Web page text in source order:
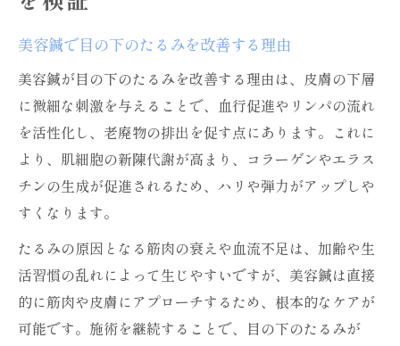
美容鍼で目の下のたるみを改善する理由
美容鍼が目の下のたるみを改善する理由は、皮膚の下層
に微細な刺激を与えることで、血行促進やリンパの流れ
を活性化し、老廃物の排出を促す点にあります。これに
より、肌細胞の新陳代謝が高まり、コラーゲンやエラス
チンの生成が促進されるため、ハリや弾力がアップしや
すくなります。
たるみの原因となる筋肉の衰えや血流不足は、加齢や生
活習慣の乱れによって生じやすいですが、美容鍼は直接
的に筋肉や皮膚にアプローチするため、根本的なケアが
可能です。施術を継続することで、目の下のたるみが